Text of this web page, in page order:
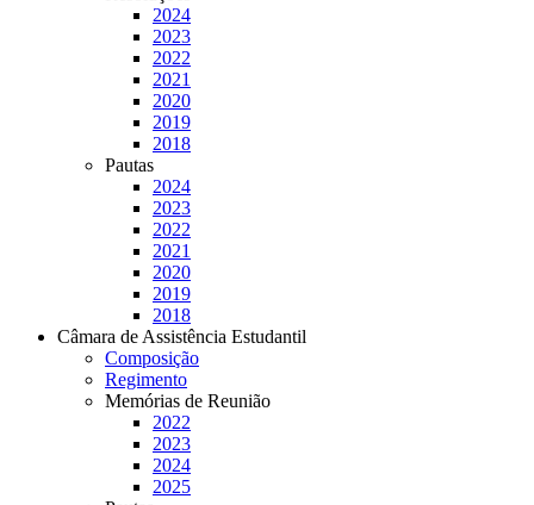
2024
2023
2022
2021
2020
2019
2018
Pautas
2024
2023
2022
2021
2020
2019
2018
Câmara de Assistência Estudantil
Composição
Regimento
Memórias de Reunião
2022
2023
2024
2025